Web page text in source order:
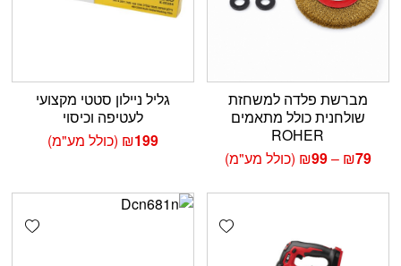
מברשת פלדה למשחזת
שולחנית כולל מתאמים
ROHER
₪79
–
₪99
טווח
⁦₪79⁩
(כולל מע"מ)
גליל ניילון סטטי מקצועי
לעטיפה וכיסוי
₪199 (כולל מע"מ)
Add wishlist